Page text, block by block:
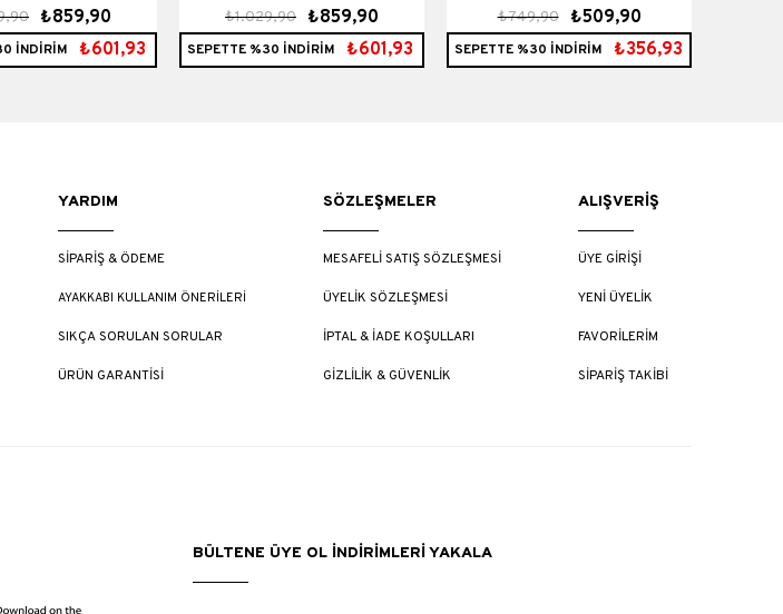
Süet
₺859,90
İNDİRİM ₺601,93
Kahve Süet
₺859,90
₺1.029,90
SEPETTE %30 İNDİRİM ₺601,93
Siyah Saten
₺509,90
₺749,90
SEPETTE %30 İNDİRİM ₺356,93
YARDIM
SİPARİŞ & ÖDEME
AYAKKABI KULLANIM ÖNERİLERİ
SIKÇA SORULAN SORULAR
ÜRÜN GARANTİSİ
SÖZLEŞMELER
MESAFELİ SATIŞ SÖZLEŞMESİ
ÜYELİK SÖZLEŞMESİ
İPTAL & İADE KOŞULLARI
GİZLİLİK & GÜVENLİK
ALIŞVERİŞ
ÜYE GİRİŞİ
YENİ ÜYELİK
FAVORİLERİM
SİPARİŞ TAKİBİ
BÜLTENE ÜYE OL İNDİRİMLERİ YAKALA